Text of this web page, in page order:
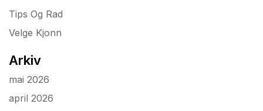
Tips Og Rad
Velge Kjonn
Arkiv
mai 2026
april 2026